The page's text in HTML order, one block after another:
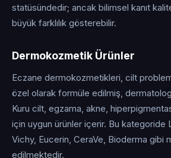
statüsündedir; ancak bilimsel kanıt
büyük farklılık gösterebilir.
Dermokozmetik Ürünler
Eczane dermokozmetikleri, cilt
özel olarak formüle edilmiş, dermatolog
Kuru cilt, egzama, akne,
için uygun ürünler içerir. Bu kategoride
Vichy, Eucerin, CeraVe, Bioderma gibi
edilmektedir.